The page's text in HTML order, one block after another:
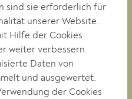
sind sie erforderlich für
unserer Website.
Hilfe der Cookies
weiter verbessern.
Daten von
und ausgewertet.
der Cookies